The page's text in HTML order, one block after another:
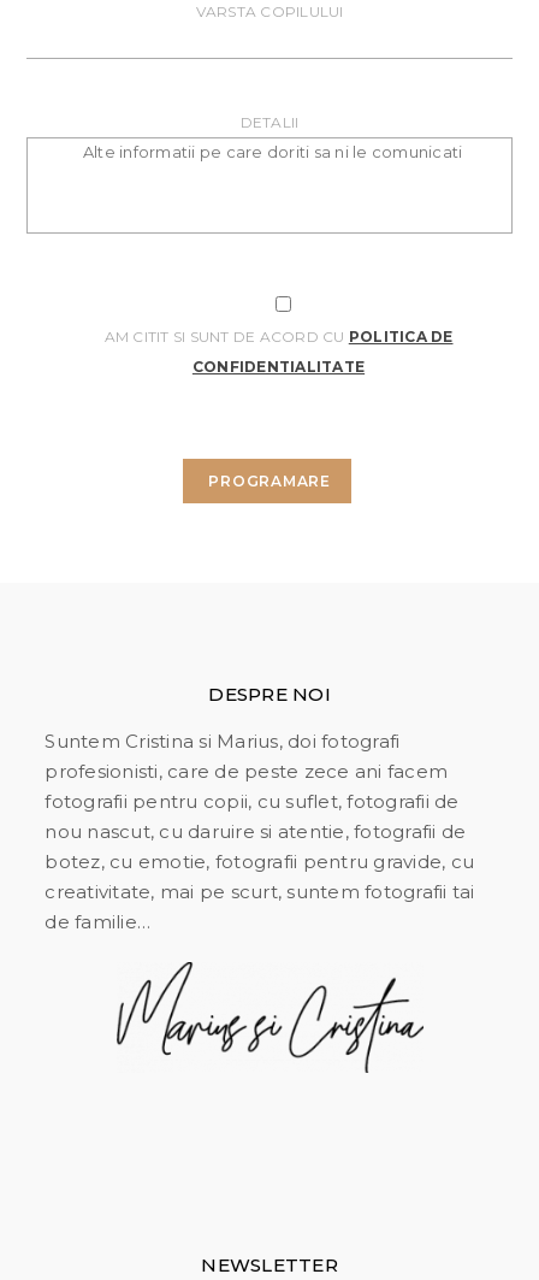
VARSTA COPILULUI
DETALII
AM CITIT SI SUNT DE ACORD CU POLITICA DE
CONFIDENTIALITATE
DESPRE NOI
Suntem Cristina si Marius, doi fotografi
profesionisti, care de peste zece ani facem
fotografii pentru copii, cu suflet, fotografii de
nou nascut, cu daruire si atentie, fotografii de
botez, cu emotie, fotografii pentru gravide, cu
creativitate, mai pe scurt, suntem fotografii tai
de familie…
NEWSLETTER